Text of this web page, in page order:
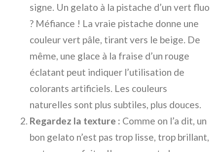
signe. Un gelato à la pistache d’un vert fluo
? Méfiance ! La vraie pistache donne une
couleur vert pâle, tirant vers le beige. De
même, une glace à la fraise d’un rouge
éclatant peut indiquer l’utilisation de
colorants artificiels. Les couleurs
naturelles sont plus subtiles, plus douces.
Regardez la texture : Comme on l’a dit, un
bon gelato n’est pas trop lisse, trop brillant,